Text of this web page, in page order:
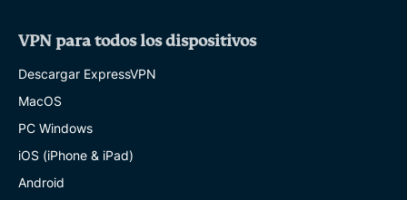
VPN para todos los dispositivos
Descargar ExpressVPN
MacOS
PC Windows
iOS (iPhone & iPad)
Android